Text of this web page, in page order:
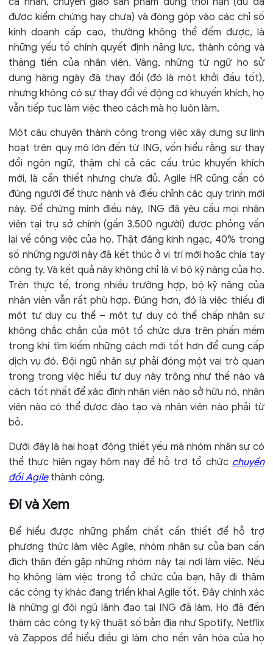
được kiểm chứng hay chưa) và đóng góp vào các chỉ số
kinh doanh cấp cao, thường không thể đếm được, là
những yếu tố chính quyết định năng lực, thành công và
thăng tiến của nhân viên. Vâng, những từ ngữ họ sử
dụng hàng ngày đã thay đổi (đó là một khởi đầu tốt),
nhưng không có sự thay đổi về động cơ khuyến khích, họ
vẫn tiếp tục làm việc theo cách mà họ luôn làm.
Một câu chuyện thành công trong việc xây dựng sự linh
hoạt trên quy mô lớn đến từ ING, vốn hiểu rằng sự thay
đổi ngôn ngữ, thậm chí cả các cấu trúc khuyến khích
mới, là cần thiết nhưng chưa đủ. Agile HR cũng cần có
đúng người để thực hành và điều chỉnh các quy trình mới
này. Để chứng minh điều này, ING đã yêu cầu mọi nhân
viên tại trụ sở chính (gần 3.500 người) được phỏng vấn
lại về công việc của họ. Thật đáng kinh ngạc, 40% trong
số những người này đã kết thúc ở vị trí mới hoặc chia tay
công ty. Và kết quả này không chỉ là vì bộ kỹ năng của họ.
Trên thực tế, trong nhiều trường hợp, bộ kỹ năng của
nhân viên vẫn rất phù hợp. Đúng hơn, đó là việc thiếu đi
một tư duy cụ thể – một tư duy có thể chấp nhận sự
không chắc chắn của một tổ chức dựa trên phần mềm
trong khi tìm kiếm những cách mới tốt hơn để cung cấp
dịch vụ đó. Đội ngũ nhân sự phải đóng một vai trò quan
trọng trong việc hiểu tư duy này trông như thế nào và
cách tốt nhất để xác định nhân viên nào sở hữu nó, nhân
viên nào có thể được đào tạo và nhân viên nào phải từ
bỏ.
Dưới đây là hai hoạt động thiết yếu mà nhóm nhân sự có
thể thực hiện ngay hôm nay để hỗ trợ tổ chức chuyển
đổi Agilethành công.
Đi và Xem
Để hiểu được những phẩm chất cần thiết để hỗ trợ
phương thức làm việc Agile, nhóm nhân sự của bạn cần
đích thân đến gặp những nhóm này tại nơi làm việc. Nếu
họ không làm việc trong tổ chức của bạn, hãy đi thăm
các công ty khác đang triển khai Agile tốt. Đây chính xác
là những gì đội ngũ lãnh đạo tại ING đã làm. Họ đã đến
thăm các công ty kỹ thuật số bản địa như Spotify, Netflix
và Zappos để hiểu điều gì làm cho nền văn hóa của họ